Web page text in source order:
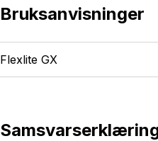
Bruksanvisninger
Flexlite GX